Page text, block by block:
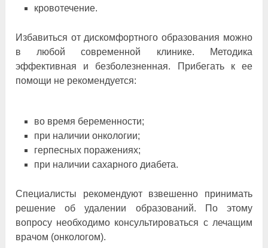
кровотечение.
Избавиться от дискомфортного образования можно
в любой современной клинике. Методика
эффективная и безболезненная. Прибегать к ее
помощи не рекомендуется:
во время беременности;
при наличии онкологии;
герпесных поражениях;
при наличии сахарного диабета.
Специалисты рекомендуют взвешенно принимать
решение об удалении образований. По этому
вопросу необходимо консультироваться с лечащим
врачом (онкологом).